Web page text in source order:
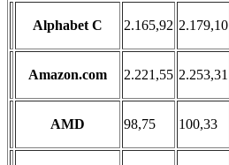
Alphabet C 2.165,92 2.179,10
Amazon.com 2.221,55 2.253,31
AMD 98,75 100,33